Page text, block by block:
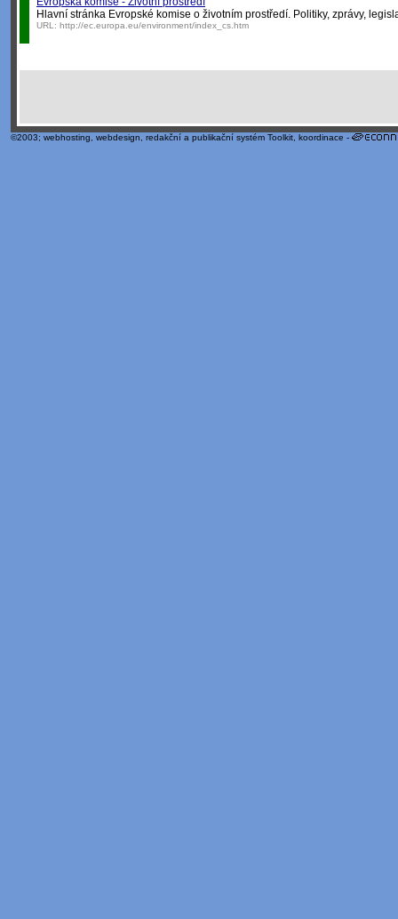
Hlavní stránka Evropské komise o životním prostředí. Politiky, zprávy,
URL: http://ec.europa.eu/environment/index_cs.htm
©2003; webhosting webdesign redakční a publikační systém Toolkit , koordinace -